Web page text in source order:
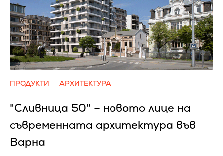
ПРОДУКТИ АРХИТЕКТУРА
"Сливница 50" – новото лице на
съвременната архитектура във
Варна